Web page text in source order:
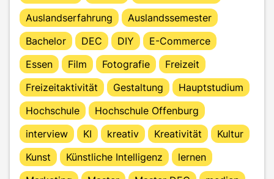
Auslandserfahrung
Auslandssemester
Bachelor
DEC DIY
E-Commerce
Essen
Film Fotografie
Freizeit
Freizeitaktivität
Gestaltung
Hauptstudium
Hochschule
Hochschule Offenburg
interview
KI kreativ Kreativität
Kultur
Kunst
Künstliche Intelligenz
lernen